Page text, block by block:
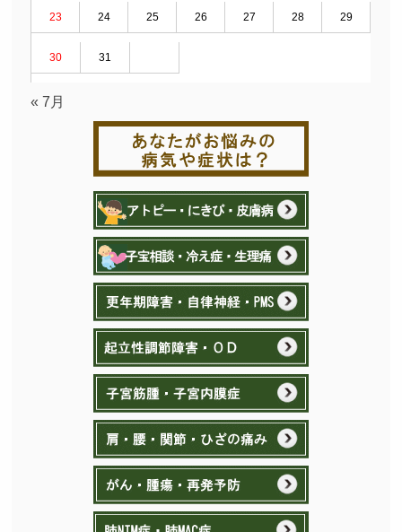
23 24 25 26 27 28 29
30 31
« 7月